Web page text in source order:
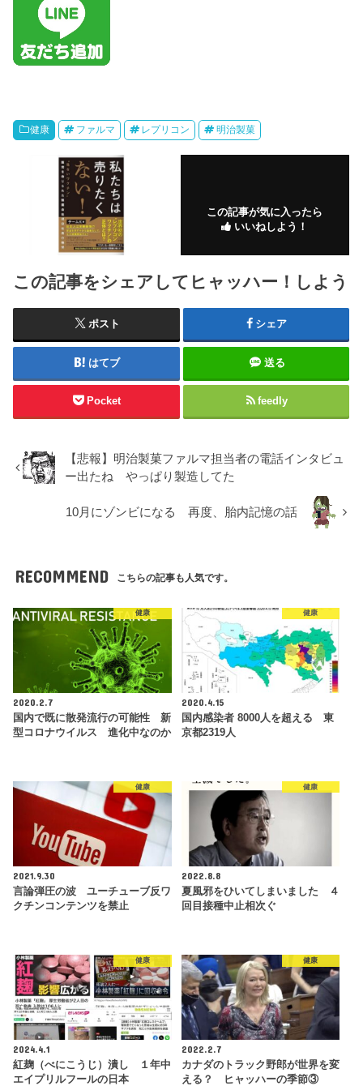
健康 ファルマ レプリコン 明治製菓
この記事が気に入ったら
いいねしよう！
この記事をシェアしてヒャッハー！しよう
ポスト シェア
はてブ 送る
Pocket feedly
【悲報】明治製菓ファルマ担当者の電話インタビュ
ー出たね やっぱり製造してた
10月にゾンビになる 再度、胎内記憶の話
RECOMMEND こちらの記事も人気です。
健康
2020.2.7
国内で既に散発流行の可能性 新
型コロナウイルス 進化中なのか
健康
2020.4.15
国内感染者 8000人を超える 東
京都2319人
健康
2021.9.30
言論弾圧の波 ユーチューブ反ワ
クチンコンテンツを禁止
健康
2022.8.8
夏風邪をひいてしまいました ４
回目接種中止相次ぐ
健康
2024.4.1
紅麹（べにこうじ）潰し １年中
エイプリルフールの日本
健康
2022.2.7
カナダのトラック野郎が世界を変
える？ ヒャッハーの季節③